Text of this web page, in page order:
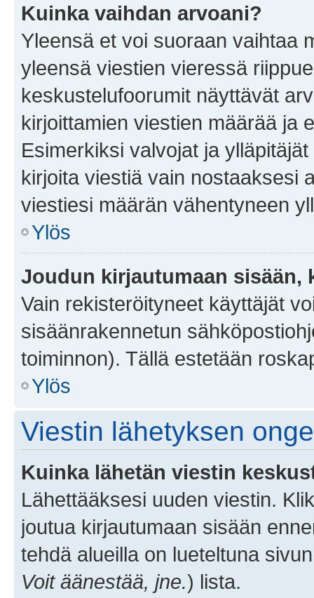
Kuinka vaihdan arvoani?
Yleensä et voi suoraan vaihtaa
yleensä viestien vieressä
keskustelufoorumit näyttävät
kirjoittamien viestien määrää ja
Esimerkiksi valvojat ja
kirjoita viestiä vain nostaaksesi
viestiesi määrän vähentyneen
Ylös
Joudun kirjautumaan sisään,
Vain rekisteröityneet käyttäjät
sisäänrakennetun
toiminnon). Tällä estetään
Ylös
Viestin lähetyksen
Kuinka lähetän viestin
Lähettääksesi uuden viestin.
joutua kirjautumaan sisään
tehdä alueilla on lueteltuna
Voit äänestää, jne.) lista.